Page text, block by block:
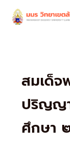
สมเด็จ
ปริญญ
ศึกษา